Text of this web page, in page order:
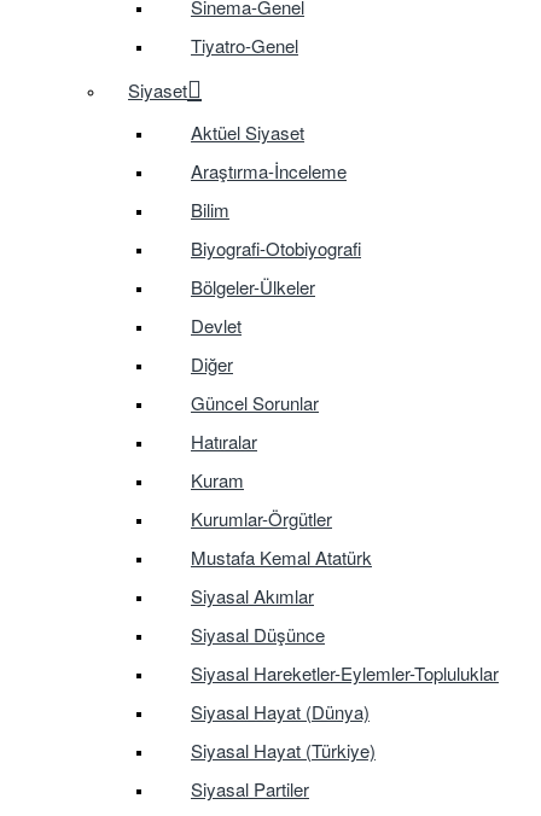
Sinema-Genel
Tiyatro-Genel
Siyaset
Aktüel Siyaset
Araştırma-İnceleme
Bilim
Biyografi-Otobiyografi
Bölgeler-Ülkeler
Devlet
Diğer
Güncel Sorunlar
Hatıralar
Kuram
Kurumlar-Örgütler
Mustafa Kemal Atatürk
Siyasal Akımlar
Siyasal Düşünce
Siyasal Hareketler-Eylemler-Topluluklar
Siyasal Hayat (Dünya)
Siyasal Hayat (Türkiye)
Siyasal Partiler